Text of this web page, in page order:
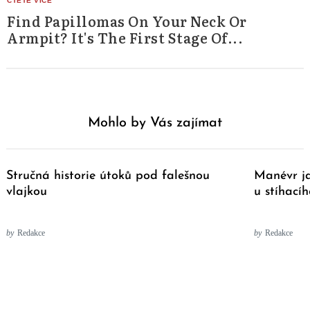
Find Papillomas On Your Neck Or
Armpit? It's The First Stage Of...
Mohlo by Vás zajímat
Stručná historie útoků pod falešnou
vlajkou
by Redakce
Manévr
u
by Redakce